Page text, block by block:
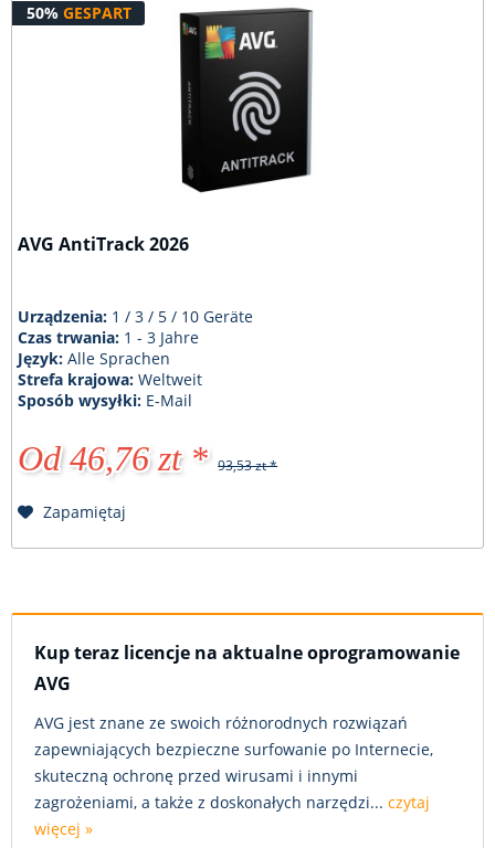
50% GESPART
AVG AntiTrack 2026
Urządzenia: 1 / 3 / 5 / 10 Geräte
Czas trwania: 1 - 3 Jahre
Język:Alle Sprachen
Strefa krajowa:Weltweit
Sposób wysyłki: E-Mail
Od 46,76 zt * 93,53 zt *
Zapamiętaj
Kup teraz licencje na aktualne oprogramowanie
AVG
AVG jest znane ze swoich różnorodnych rozwiązań
zapewniających bezpieczne surfowanie po Internecie,
skuteczną ochronę przed wirusami i innymi
zagrożeniami, a także z doskonałych narzędzi... czytaj
więcej »